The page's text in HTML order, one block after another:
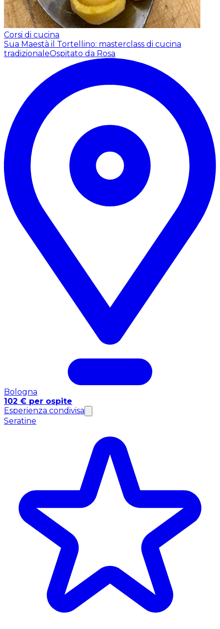
Corsi di cucina
Sua Maestà il Tortellino: masterclass di cucina
tradizionaleOspitato da Rosa
Bologna
102 € per ospite
Esperienza condivisa
Seratine